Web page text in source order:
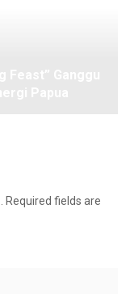
Required fields are